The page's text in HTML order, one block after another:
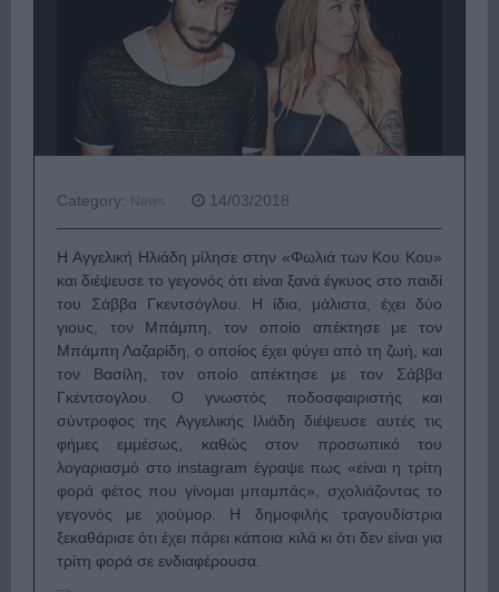
Category: News 14/03/2018
Η Αγγελική Ηλιάδη μίλησε στην «Φωλιά των Κου Κου»
και διέψευσε το γεγονός ότι είναι ξανά έγκυος στο παιδί
του Σάββα Γκεντσόγλου. Η ίδια, μάλιστα, έχει δύο
γιους, τον Μπάμπη, τον οποίο απέκτησε με τον
Μπάμπη Λαζαρίδη, ο οποίος έχει φύγει από τη ζωή, και
τον Βασίλη, τον οποίο απέκτησε με τον Σάββα
Γκέντσογλου. Ο γνωστός ποδοσφαιριστής και
σύντροφος της Αγγελικής Ιλιάδη διέψευσε αυτές τις
φήμες εμμέσως, καθώς στον προσωπικό του
λογαριασμό στο instagram έγραψε πως «είναι η τρίτη
φορά φέτος που γίνομαι μπαμπάς», σχολιάζοντας το
γεγονός με χιούμορ. Η δημοφιλής τραγουδίστρια
ξεκαθάρισε ότι έχει πάρει κάποια κιλά κι ότι δεν είναι για
τρίτη φορά σε ενδιαφέρουσα.